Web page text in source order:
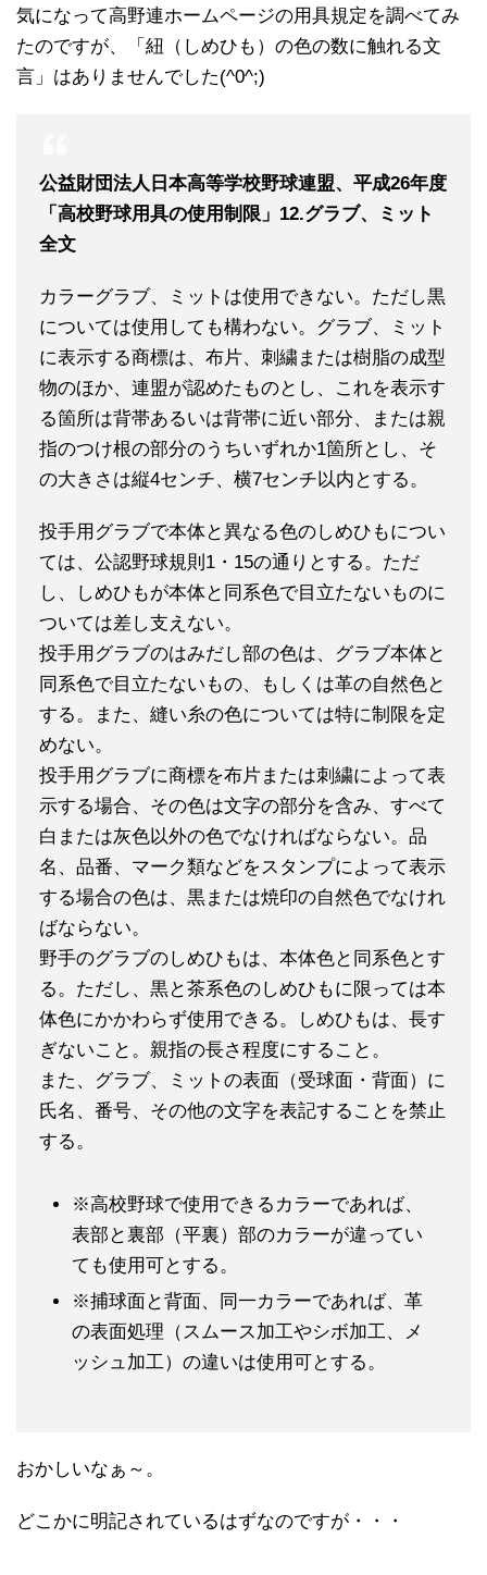
気になって高野連ホームページの用具規定を調べてみ
たのですが、「紐（しめひも）の色の数に触れる文
言」はありませんでした(^0^;)
公益財団法人日本高等学校野球連盟、平成26年度
「高校野球用具の使用制限」12.グラブ、ミット
全文
カラーグラブ、ミットは使用できない。ただし黒
については使用しても構わない。グラブ、ミット
に表示する商標は、布片、刺繍または樹脂の成型
物のほか、連盟が認めたものとし、これを表示す
る箇所は背帯あるいは背帯に近い部分、または親
指のつけ根の部分のうちいずれか1箇所とし、そ
の大きさは縦4センチ、横7センチ以内とする。
投手用グラブで本体と異なる色のしめひもについ
ては、公認野球規則1・15の通りとする。ただ
し、しめひもが本体と同系色で目立たないものに
ついては差し支えない。
投手用グラブのはみだし部の色は、グラブ本体と
同系色で目立たないもの、もしくは革の自然色と
する。また、縫い糸の色については特に制限を定
めない。
投手用グラブに商標を布片または刺繍によって表
示する場合、その色は文字の部分を含み、すべて
白または灰色以外の色でなければならない。品
名、品番、マーク類などをスタンプによって表示
する場合の色は、黒または焼印の自然色でなけれ
ばならない。
野手のグラブのしめひもは、本体色と同系色とす
る。 ただし、黒と茶系色のしめひもに限っては本
体色にかかわらず使用できる。しめひもは、長す
ぎないこと。親指の長さ程度にすること。
また、グラブ、ミットの表面（受球面・背面）に
氏名、番号、その他の文字を表記することを禁止
する。
※高校野球で使用できるカラーであれば、
表部と裏部（平裏）部のカラーが違ってい
ても使用可とする。
※捕球面と背面、同一カラーであれば、革
の表面処理（スムース加工やシボ加工、メ
ッシュ加工）の違いは使用可とする。
おかしいなぁ～。
どこかに明記されているはずなのですが・・・